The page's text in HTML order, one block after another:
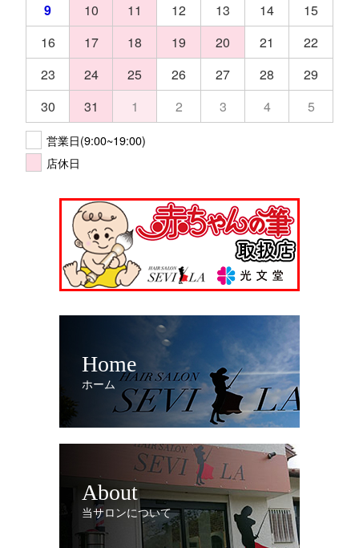
9
10 11 12 13 14
15
16
17 18 19 20 21
22
23
24 25 26 27 28
29
30
31 1 2 3 4 5
営業日(9:00~19:00)
店休日
Home
ホーム
About
当サロンについて